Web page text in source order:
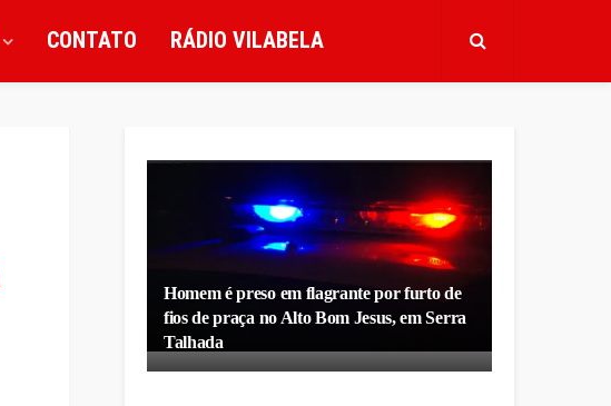
CONTATO RÁDIO VILABELA
Homem é preso em flagrante por furto de
fios de praça no Alto Bom Jesus, em Serra
Talhada